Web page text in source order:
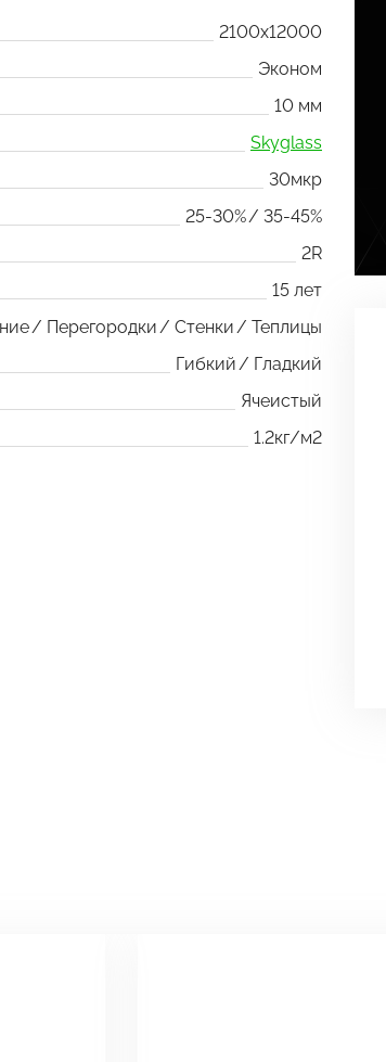
2100x12000
Эконом
10 мм
Skyglass
30мкр
25-30%
35-45%
2R
15 лет
Перегородки Стенки
Теплицы
Гибкий
Гладкий
Ячеистый
1.2кг/м2